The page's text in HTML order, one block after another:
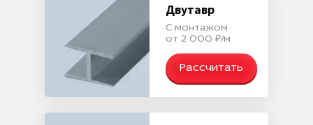
Двутавр
С монтажом
от 2 000 ₽/м
Рассчитать